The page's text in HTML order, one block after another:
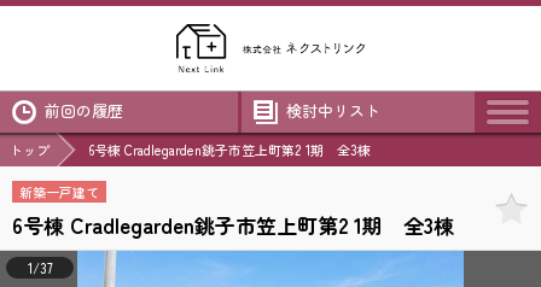
前回の履歴 検討中リスト
トップ 6号棟 Cradlegarden銚子市笠上町第2 1期 全3棟
新築一戸建て
6号棟 Cradlegarden銚子市笠上町第2 1期 全3棟
1/37